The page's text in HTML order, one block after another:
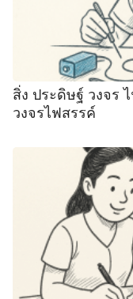
สิ่ง ประดิษฐ์ วงจร
วงจรไฟสรรค์